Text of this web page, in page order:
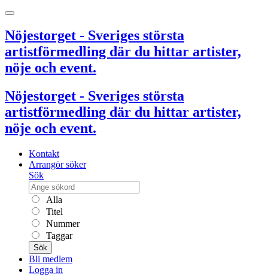
Nöjestorget - Sveriges största
artistförmedling där du hittar artister,
nöje och event.
Nöjestorget - Sveriges största
artistförmedling där du hittar artister,
nöje och event.
Kontakt
Arrangör söker
Sök
Alla
Titel
Nummer
Taggar
Sök
Bli medlem
Logga in